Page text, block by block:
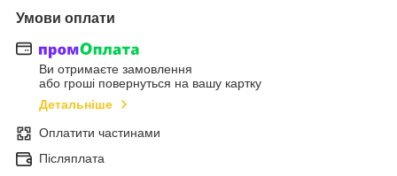
Умови оплати
Ви отримаєте замовлення
або гроші повернуться на вашу картку
Детальніше
Оплатити частинами
Післяплата